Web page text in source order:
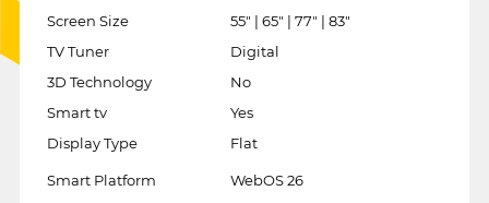
Screen Size
55" | 65" | 77" | 83"
TV Tuner
Digital
3D Technology
No
Smart tv
Yes
Display Type
Flat
Smart Platform WebOS 26